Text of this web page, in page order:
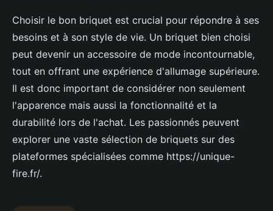
Choisir le bon briquet est crucial pour répondre à ses
besoins et à son style de vie. Un briquet bien choisi
peut devenir un accessoire de mode incontournable,
tout en offrant une expérience d'allumage supérieure.
Il est donc important de considérer non seulement
l'apparence mais aussi la fonctionnalité et la
durabilité lors de l'achat. Les passionnés peuvent
explorer une vaste sélection de briquets sur des
plateformes spécialisées comme https://unique-
fire.fr/.